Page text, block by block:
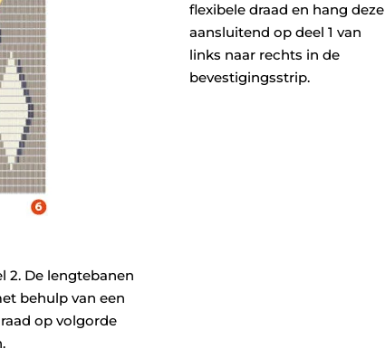
2. De lengtebanen
behulp van een
op volgorde
flexibele draad en hang deze
aansluitend op deel 1 van
links naar rechts in de
bevestigingsstrip.